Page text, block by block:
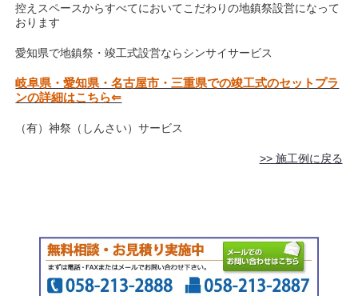
控えスペースからすべてにおいてこだわりの地鎮祭設営になって
おります
愛知県で地鎮祭・竣工式設営ならシンサイサービス
岐阜県・愛知県・名古屋市・三重県での竣工式のセットプラ
ンの詳細はこちら⇐
（有）神祭（しんさい）サービス
>> 施工例に戻る